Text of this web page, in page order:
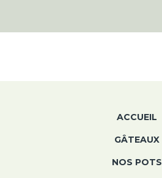
ACCUEIL
GÂTEAUX
NOS POTS